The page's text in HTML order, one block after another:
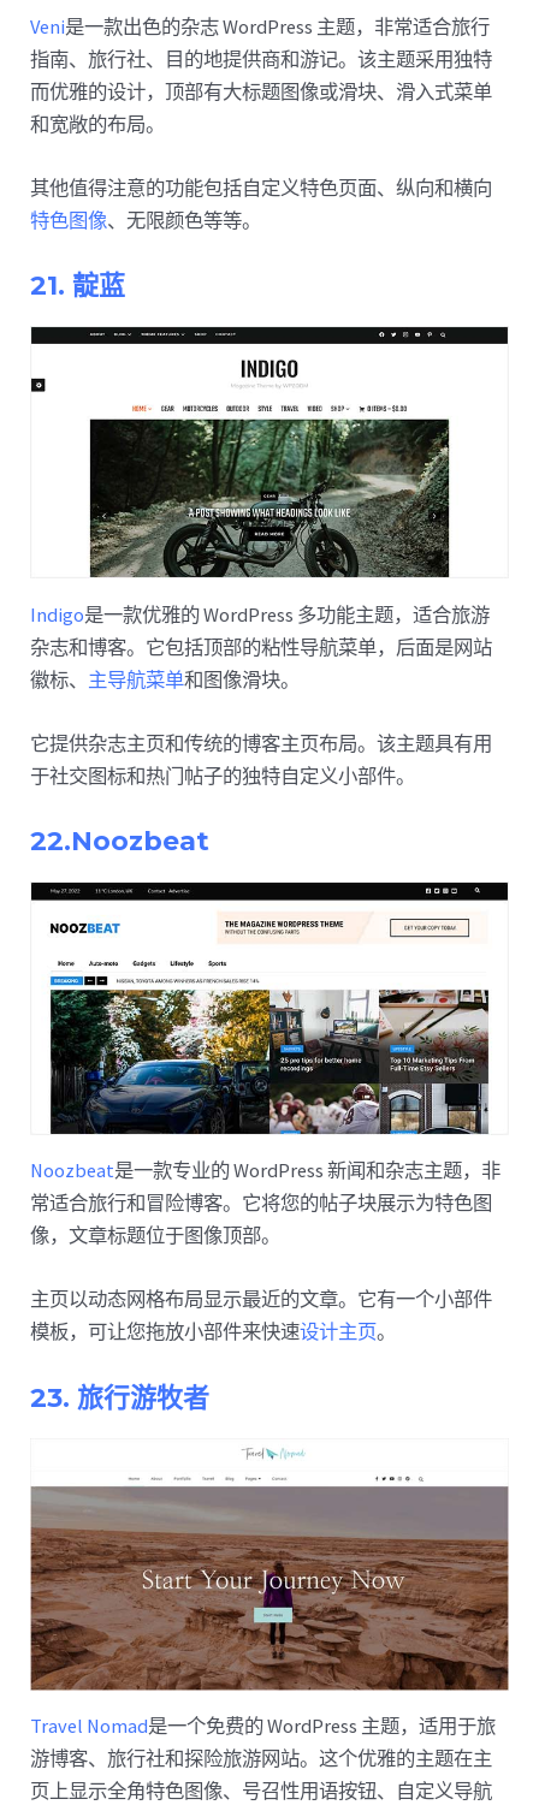
Veni是一款出色的杂志 WordPress 主题，非常适合旅行
指南、旅行社、目的地提供商和游记。该主题采用独特
而优雅的设计，顶部有大标题图像或滑块、滑入式菜单
和宽敞的布局。
其他值得注意的功能包括自定义特色页面、纵向和横向
特色图像、无限颜色等等。
21. 靛蓝
Indigo是一款优雅的 WordPress 多功能主题，适合旅游
杂志和博客。它包括顶部的粘性导航菜单，后面是网站
徽标、 主导航菜单和图像滑块。
它提供杂志主页和传统的博客主页布局。该主题具有用
于社交图标和热门帖子的独特自定义小部件。
22.Noozbeat
Noozbeat是一款专业的 WordPress 新闻和杂志主题，非
常适合旅行和冒险博客。它将您的帖子块展示为特色图
像，文章标题位于图像顶部。
主页以动态网格布局显示最近的文章。它有一个小部件
模板，可让您拖放小部件来快速设计主页。
23. 旅行游牧者
Travel Nomad是一个免费的 WordPress 主题，适用于旅
游博客、旅行社和探险旅游网站。这个优雅的主题在主
页上显示全角特色图像、号召性用语按钮、自定义导航